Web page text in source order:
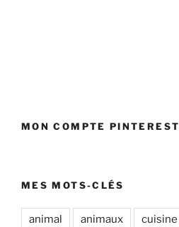
MON COMPTE PINTEREST
MES MOTS-CLÉS
animal animaux cuisine